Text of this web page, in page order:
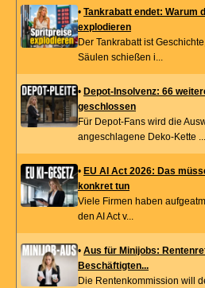
• Tankrabatt endet: Warum
explodieren
Der Tankrabatt ist
Säulen schießen i...
• Depot-Insolvenz: 66
geschlossen
Für Depot-Fans wird die
angeschlagene Deko-Kette ...
• EU AI Act 2026: Das
konkret tun
Viele Firmen haben
den AI Act v...
• Aus für Minijobs:
Beschäftigten...
Die Rentenkommission will